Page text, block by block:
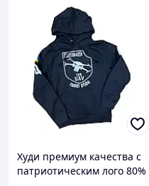
Худи премиум качества с
патриотическим лого 80%